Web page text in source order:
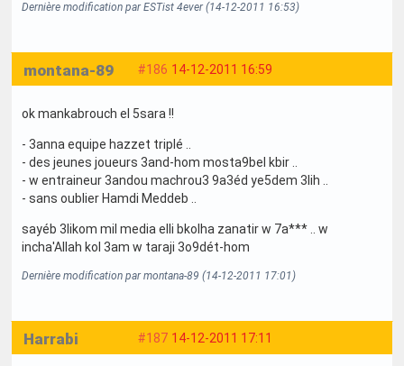
Dernière modification par ESTist 4ever (14-12-2011 16:53)
#186 14-12-2011 16:59
montana-89
ok mankabrouch el 5sara !!
- 3anna equipe hazzet triplé ..
- des jeunes joueurs 3and-hom mosta9bel kbir ..
- w entraineur 3andou machrou3 9a3éd ye5dem 3lih ..
- sans oublier Hamdi Meddeb ..
sayéb 3likom mil media elli bkolha zanatir w 7a*** .. w
incha'Allah kol 3am w taraji 3o9dét-hom
Dernière modification par montana-89 (14-12-2011 17:01)
#187 14-12-2011 17:11
Harrabi